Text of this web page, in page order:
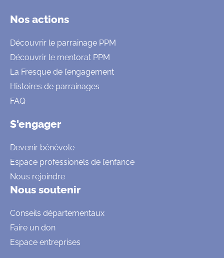
Nos actions
Découvrir le parrainage PPM
Découvrir le mentorat PPM
La Fresque de l’engagement
Histoires de parrainages
FAQ
S'engager
Devenir bénévole
Espace professionels de l’enfance
Nous rejoindre
Nous soutenir
Conseils départementaux
Faire un don
Espace entreprises